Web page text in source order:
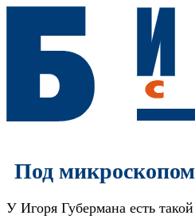
Под
У Игоря Губермана есть